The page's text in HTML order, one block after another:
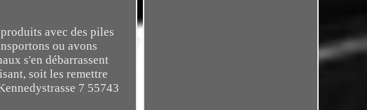
avec des piles
ou avons
s'en débarrassent
soit les remettre
7 55743